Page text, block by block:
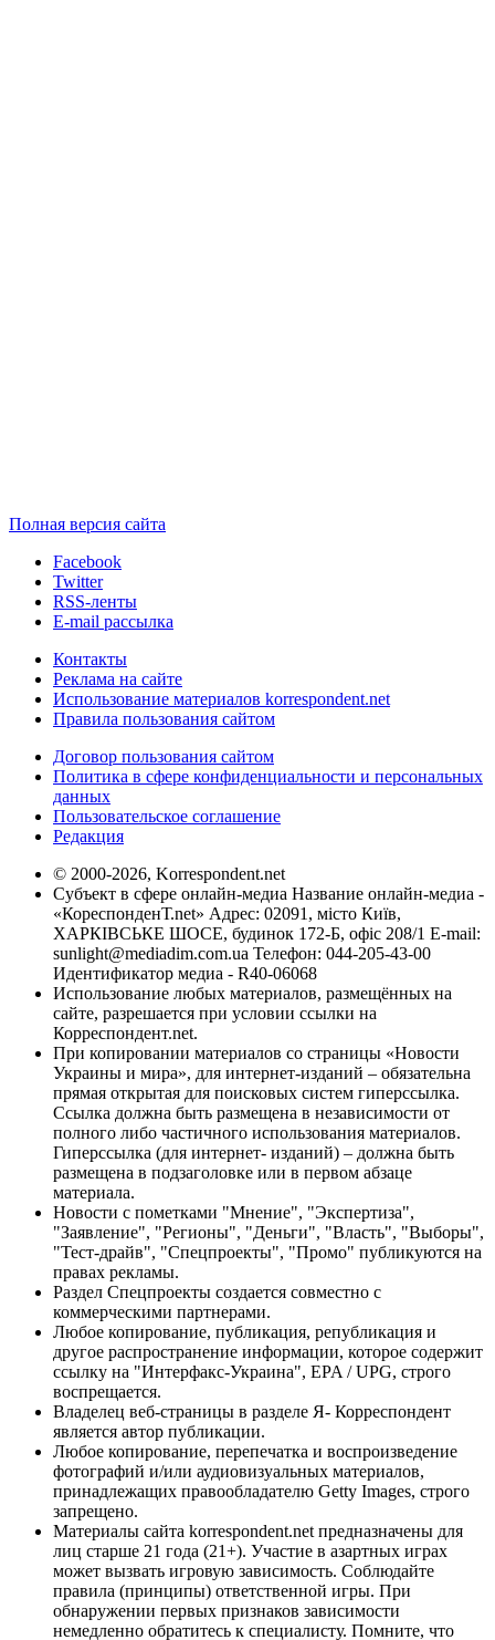
Полная версия сайта
Facebook
Twitter
RSS-ленты
E-mail рассылка
Контакты
Реклама на сайте
Использование материалов korrespondent.net
Правила пользования сайтом
Договор пользования сайтом
Политика в сфере конфиденциальности и персональных
данных
Пользовательское соглашение
Редакция
© 2000-2026, Korrespondent.net
Субъект в сфере онлайн-медиа Название онлайн-медиа -
«КореспонденТ.net» Адрес: 02091, місто Київ,
ХАРКІВСЬКЕ ШОСЕ, будинок 172-Б, офіс 208/1 E-mail:
sunlight@mediadim.com.ua Телефон: 044-205-43-00
Идентификатор медиа - R40-06068
Использование любых материалов, размещённых на
сайте, разрешается при условии ссылки на
Корреспондент.net.
При копировании материалов со страницы «Новости
Украины и мира», для интернет-изданий – обязательна
прямая открытая для поисковых систем гиперссылка.
Ссылка должна быть размещена в независимости от
полного либо частичного использования материалов.
Гиперссылка (для интернет- изданий) – должна быть
размещена в подзаголовке или в первом абзаце
материала.
Новости с пометками "Мнение", "Экспертиза",
"Заявление", "Регионы", "Деньги", "Власть", "Выборы",
"Тест-драйв", "Спецпроекты", "Промо" публикуются на
правах рекламы.
Раздел Спецпроекты создается совместно с
коммерческими партнерами.
Любое копирование, публикация, републикация и
другое распространение информации, которое содержит
ссылку на "Интерфакс-Украина", EPA / UPG, строго
воспрещается.
Владелец веб-страницы в разделе Я- Корреспондент
является автор публикации.
Любое копирование, перепечатка и воспроизведение
фотографий и/или аудиовизуальных материалов,
принадлежащих правообладателю Getty Images, строго
запрещено.
Материалы сайта korrespondent.net предназначены для
лиц старше 21 года (21+). Участие в азартных играх
может вызвать игровую зависимость. Соблюдайте
правила (принципы) ответственной игры. При
обнаружении первых признаков зависимости
немедленно обратитесь к специалисту. Помните, что